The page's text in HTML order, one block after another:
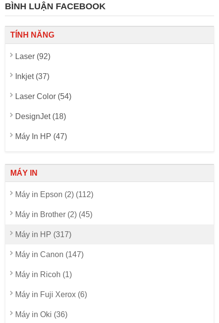
BÌNH LUẬN FACEBOOK
TÍNH NĂNG
Laser (92)
Inkjet (37)
Laser Color (54)
DesignJet (18)
Máy In HP (47)
MÁY IN
Máy in Epson (2) (112)
Máy in Brother (2) (45)
Máy in HP (317)
Máy in Canon (147)
Máy in Ricoh (1)
Máy in Fuji Xerox (6)
Máy in Oki (36)